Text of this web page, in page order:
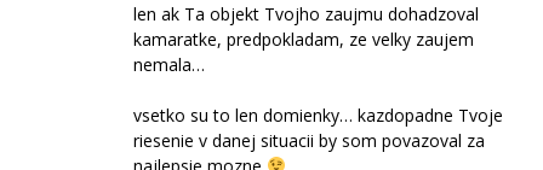
len ak Ta objekt Tvojho zaujmu dohadzoval
kamaratke, predpokladam, ze velky zaujem
nemala…
vsetko su to len domienky… kazdopadne Tvoje
riesenie v danej situacii by som povazoval za